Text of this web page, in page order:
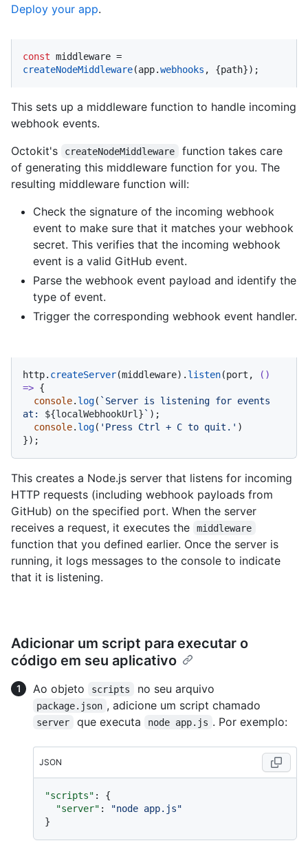
Deploy your app.
const
createNodeMiddleware(app.webhooks , {path});
This sets up a middleware function to handle incoming
webhook events.
Octokit's
createNodeMiddleware
function takes care
of generating this middleware function for you. The
resulting middleware function will:
Check the signature of the incoming webhook
event to make sure that it matches your webhook
secret. This verifies that the incoming webhook
event is a valid GitHub event.
Parse the webhook event payload and identify the
type of event.
Trigger the corresponding webhook event handler.
http. createServer(middleware). listen(port,
()
=> {
console. log( `Server is listening for events
at: ${localWebhookUrl} ` );
console. log( 'Press Ctrl + C to quit.' )
});
This creates a Node.js server that listens for incoming
HTTP requests (including webhook payloads from
GitHub) on the specified port. When the server
receives a request, it executes the
middleware
function that you defined earlier. Once the server is
running, it logs messages to the console to indicate
that it is listening.
Adicionar um script para executar o
código em seu aplicativo
Ao objeto scripts no seu arquivo
package.json , adicione um script chamado
server que executa node app.js . Por exemplo:
JSON
"scripts" :
{
"server" :
"node app.js"
}